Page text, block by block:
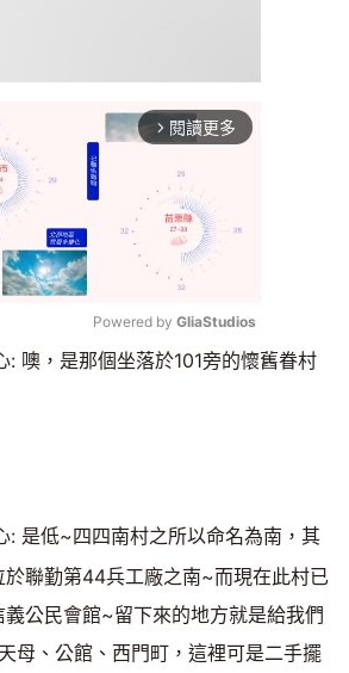
arrow_forward_ios 閱讀更多
Mute
Powered by GliaStudios
: 噢，是那個坐落於101旁的懷舊眷村
: 是低~四四南村之所以命名為南，其
聯勤第44兵工廠之南~而現在此村已
公民會館~留下來的地方就是給我們
母、公館、西門町，這裡可是二手擺